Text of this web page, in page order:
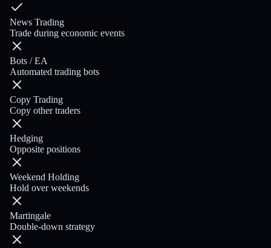
News Trading
Trade during economic events
Bots / EA
Automated trading bots
Copy Trading
Copy other traders
Hedging
Opposite positions
Weekend Holding
Hold over weekends
Martingale
Double-down strategy